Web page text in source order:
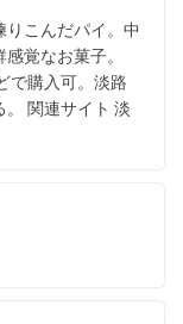
こんだパイ。中
覚なお菓子。
で購入可。淡路
関連サイト 淡